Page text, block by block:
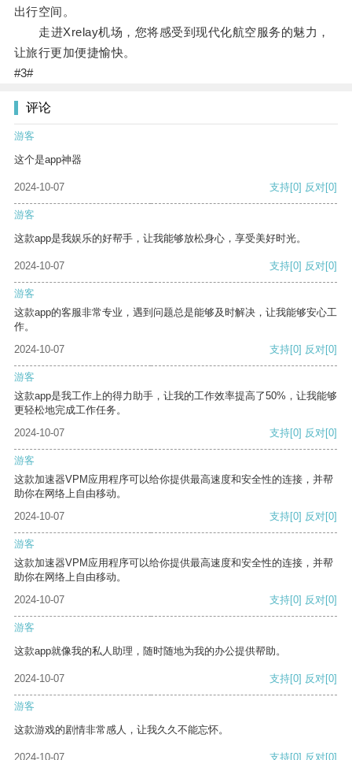
出行空间。
走进Xrelay机场，您将感受到现代化航空服务的魅力，
让旅行更加便捷愉快。
#3#
评论
游客
这个是app神器
2024-10-07 支持[0] 反对[0]
游客
这款app是我娱乐的好帮手，让我能够放松身心，享受美好时光。
2024-10-07 支持[0] 反对[0]
游客
这款app的客服非常专业，遇到问题总是能够及时解决，让我能够安心工
作。
2024-10-07
支持[0] 反对[0]
游客
这款app是我工作上的得力助手，让我的工作效率提高了50%，让我能够
更轻松地完成工作任务。
2024-10-07
支持[0] 反对[0]
游客
这款加速器VPM应用程序可以给你提供最高速度和安全性的连接，并帮
助你在网络上自由移动。
2024-10-07
支持[0] 反对[0]
游客
这款加速器VPM应用程序可以给你提供最高速度和安全性的连接，并帮
助你在网络上自由移动。
2024-10-07
支持[0] 反对[0]
游客
这款app就像我的私人助理，随时随地为我的办公提供帮助。
2024-10-07 支持[0] 反对[0]
游客
这款游戏的剧情非常感人，让我久久不能忘怀。
2024-10-07 支持[0] 反对[0]